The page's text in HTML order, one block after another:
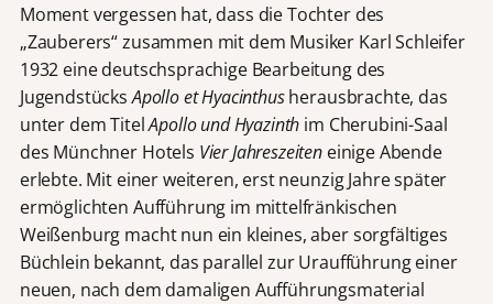
Moment vergessen hat, dass die Tochter des
„Zauberers“ zusammen mit dem Musiker Karl Schleifer
1932 eine deutschsprachige Bearbeitung des
JugendstücksApollo et Hyacinthusherausbrachte, das
unter dem TitelApollo und Hyazinth im Cherubini-Saal
des Münchner Hotels Vier Jahreszeiten einige Abende
erlebte. Mit einer weiteren, erst neunzig Jahre später
ermöglichten Aufführung im mittelfränkischen
Weißenburg macht nun ein kleines, aber sorgfältiges
Büchlein bekannt, das parallel zur Uraufführung einer
neuen, nach dem damaligen Aufführungsmaterial